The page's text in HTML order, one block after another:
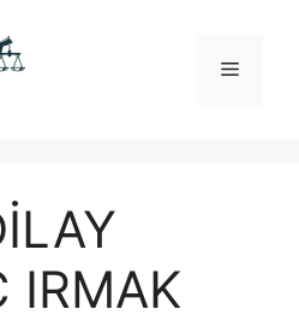
Menü
IRMAK